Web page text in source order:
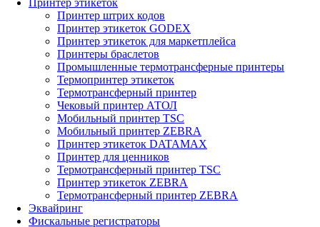
Принтер этикеток
Принтер штрих кодов
Принтер этикеток GODEX
Принтер этикеток для маркетплейса
Принтеры браслетов
Промышленные термотрансферные принтеры
Термопринтер этикеток
Термотрансферный принтер
Чековый принтер АТОЛ
Мобильный принтер TSC
Мобильный принтер ZEBRA
Принтер этикеток DATAMAX
Принтер для ценников
Термотрансферный принтер TSC
Принтер этикеток ZEBRA
Термотрансферный принтер ZEBRA
Эквайринг
Фискальные регистраторы